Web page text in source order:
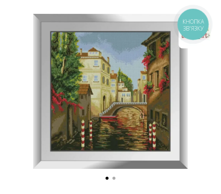
КНОПКА
ЗВ'ЯЗКУ